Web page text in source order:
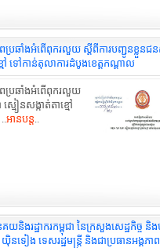
ពប្រឆាំងអំពើពុករលួយ ស្តីពីការបញ្ជូនខ្លួន
ទៅកាន់តុលាការដំបូងខេត្តកណ្តាល
ពប្រឆាំងអំពើពុករលួយ
ៀនសង្កាត់តាខ្មៅ
អានបន្ត..
រដ្ឋាករកម្ពុជា នៃក្រសួងសេដ្ឋកិច្ច និងហិ
ង ទេសរដ្ឋមន្ត្រី និងជាប្រធានអង្គភា